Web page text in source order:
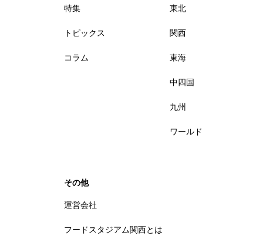
特集
トピックス
コラム
東北
関西
東海
中四国
九州
ワールド
その他
運営会社
フードスタジアム関西とは